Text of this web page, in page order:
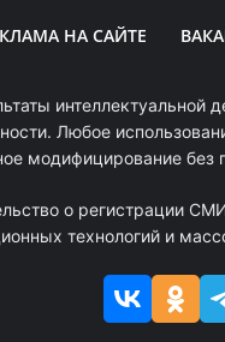
НА САЙТЕ
интеллектуальной
Любое
модифицирование
о
технологий и